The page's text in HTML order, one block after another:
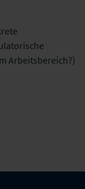
Arbeitsbereich?)